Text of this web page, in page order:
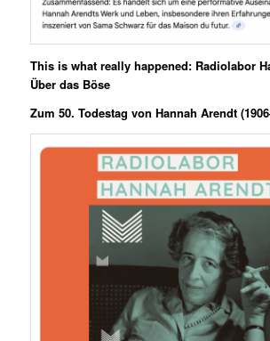
This is what really happened: Radiolabor
Über das Böse
Zum 50. Todestag von Hannah Arendt